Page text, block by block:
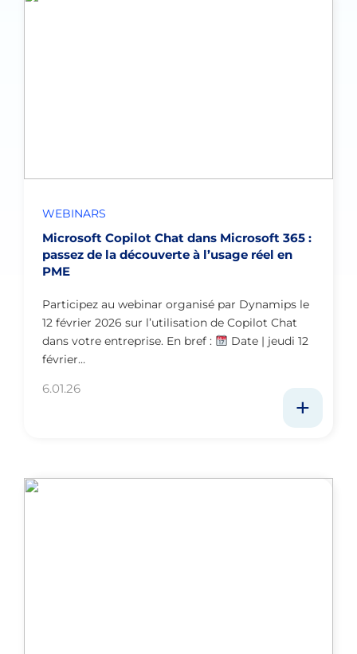
WEBINARS
Microsoft Copilot Chat dans Microsoft 365 :
passez de la découverte à l’usage réel en
PME
Participez au webinar organisé par Dynamips le
12 février 2026 sur l’utilisation de Copilot Chat
dans votre entreprise. En bref :
Date | jeudi 12
février…
6.01.26